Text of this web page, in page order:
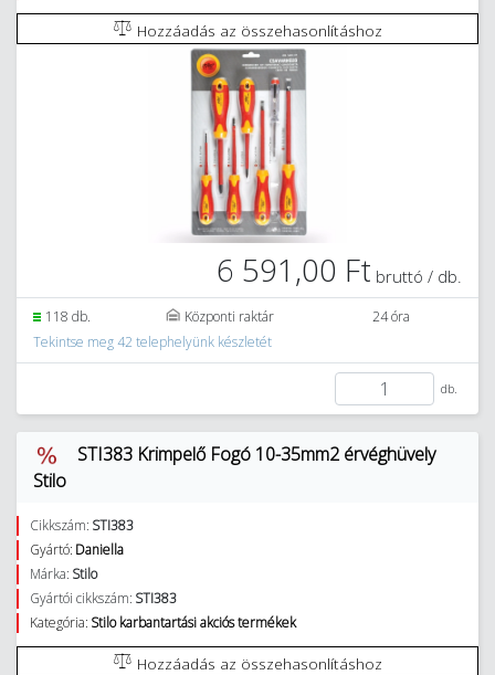
Hozzáadás az összehasonlításhoz
6 591,00 Ft bruttó / db.
118 db. Központi raktár
24 óra
Tekintse meg 42 telephelyünk készletét
db.
STI383 Krimpelő Fogó 10-35mm2 érvéghüvely
Stilo
Cikkszám: STI383
Gyártó: Daniella
Márka: Stilo
Gyártói cikkszám: STI383
Kategória: Stilo karbantartási akciós termékek
Hozzáadás az összehasonlításhoz